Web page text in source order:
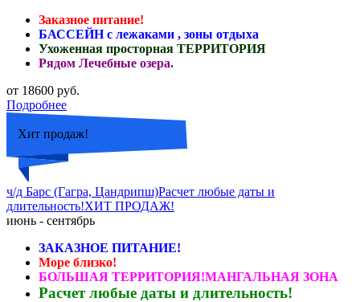
Заказное питание!
БАССЕЙН с лежаками , зоны отдыха
Ухоженная просторная ТЕРРИТОРИЯ
Рядом Лечебные озера.
от 18600 руб.
Подробнее
Хит продаж!
ч/д Барс (Гагра, Цандрипш)Расчет любые даты и
длительность!ХИТ ПРОДАЖ!
июнь - сентябрь
ЗАКАЗНОЕ ПИТАНИЕ!
Море близко!
БОЛЬШАЯ ТЕРРИТОРИЯ!МАНГАЛЬНАЯ ЗОНА
Расчет любые даты и длительность!